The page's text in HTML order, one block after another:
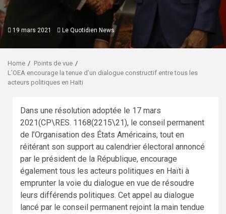
19 mars 2021 Le Quotidien News
Home
Points de vue
L’OEA encourage la tenue d’un dialogue constructif entre tous les
acteurs politiques en Haïti
Dans une résolution adoptée le 17 mars
2021(CP\RES. 1168(2215\21), le conseil permanent
de l’Organisation des États Américains, tout en
réitérant son support au calendrier électoral annoncé
par le président de la République, encourage
également tous les acteurs politiques en Haïti à
emprunter la voie du dialogue en vue de résoudre
leurs différends politiques. Cet appel au dialogue
lancé par le conseil permanent rejoint la main tendue